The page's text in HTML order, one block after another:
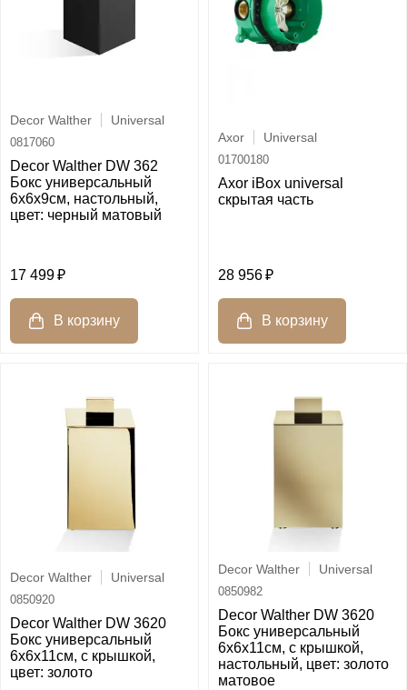
Decor Walther Universal
0817060
Decor Walther DW 362
Бокс универсальный
6x6x9см, настольный,
цвет: черный матовый
17 499
Axor Universal
01700180
Axor iBox universal
скрытая часть
28 956
Decor Walther Universal
0850920
Decor Walther DW 3620
Бокс универсальный
6x6x11см, с крышкой,
цвет: золото
Decor Walther Universal
0850982
Decor Walther DW 3620
Бокс универсальный
6x6x11см, с крышкой,
настольный, цвет: золото
матовое